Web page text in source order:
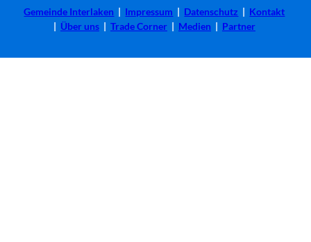
Gemeinde Interlaken | Impressum | Datenschutz | Kontakt
| Über uns| Trade Corner| Medien | Partner